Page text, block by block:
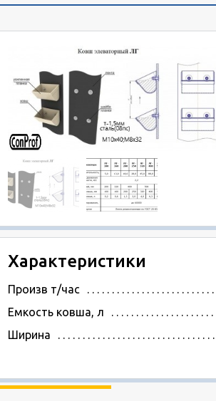
Характеристики
Произв т/час
Емкость ковша, л
Ширина